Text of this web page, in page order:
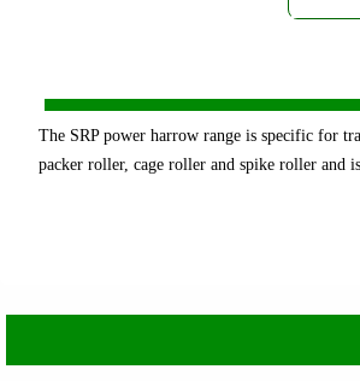
The SRP power harrow range is specific for
packer roller, cage roller and spike roller and